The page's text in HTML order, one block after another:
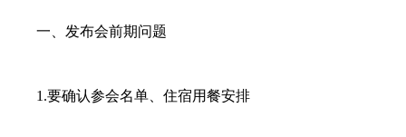
一、发布会前期问题
1.要确认参会名单、住宿用餐安排